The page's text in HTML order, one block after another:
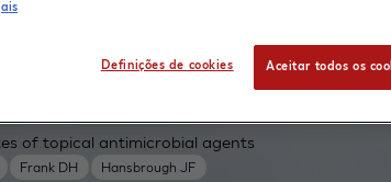
Frank DH Hansbrough JF
of topical antimicrobial agents
Definições de cookies Aceitar todos os